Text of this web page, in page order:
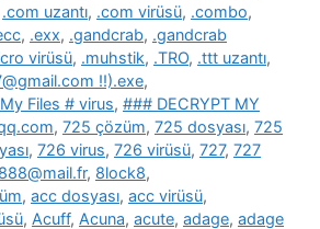
.com uzantı, .com virüsü, .combo,
, .exx, .gandcrab, .gandcrab
virüsü, .muhstik, .TRO, .ttt uzantı,
!!).exe,
Files # virus, ### DECRYPT MY
, 725 çözüm, 725 dosyası, 725
, 726 virus, 726 virüsü, 727, 727
, 8lock8,
, acc dosyası, acc virüsü,
, Acuff, Acuna, acute, adage, adage